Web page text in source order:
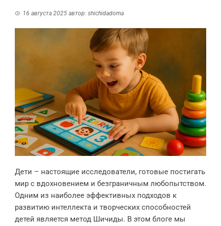
16 августа 2025 автор: shichidadoma
Дети – настоящие исследователи, готовые постигать
мир с вдохновением и безграничным любопытством.
Одним из наиболее эффективных подходов к
развитию интеллекта и творческих способностей
детей является метод Шичиды. В этом блоге мы